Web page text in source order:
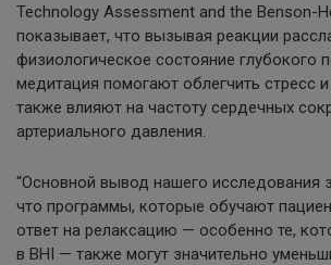
Technology Assessment and the Benson-
показывает, что вызывая реакции
физиологическое состояние глубокого
медитация помогают облегчить стресс
также влияют на частоту сердечных
артериального давления.
“Основной вывод нашего исследования
что программы, которые обучают
ответ на релаксацию — особенно те,
в BHI — также могут значительно